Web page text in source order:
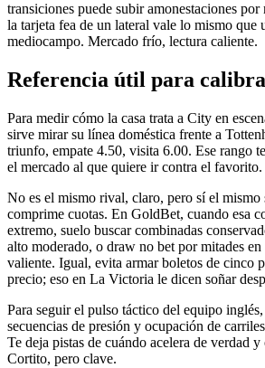
transiciones puede subir amonestaciones
la tarjeta fea de un lateral vale lo mismo que
mediocampo. Mercado frío, lectura caliente.
Referencia útil para
Para medir cómo la casa trata a City en
sirve mirar su línea doméstica frente a
triunfo, empate 4.50, visita 6.00. Ese rango
el mercado al que quiere ir contra el favorito.
No es el mismo rival, claro, pero sí el mismo
comprime cuotas. En GoldBet, cuando esa
extremo, suelo buscar combinadas
alto moderado, o draw no bet por mitades
valiente. Igual, evita armar boletos de cinco
precio; eso en La Victoria le dicen soñar
Para seguir el pulso táctico del equipo
secuencias de presión y ocupación de
Te deja pistas de cuándo acelera de verdad
Cortito, pero clave.